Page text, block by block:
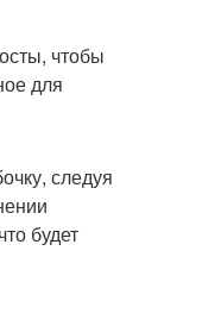
чтобы
для
следуя
будет